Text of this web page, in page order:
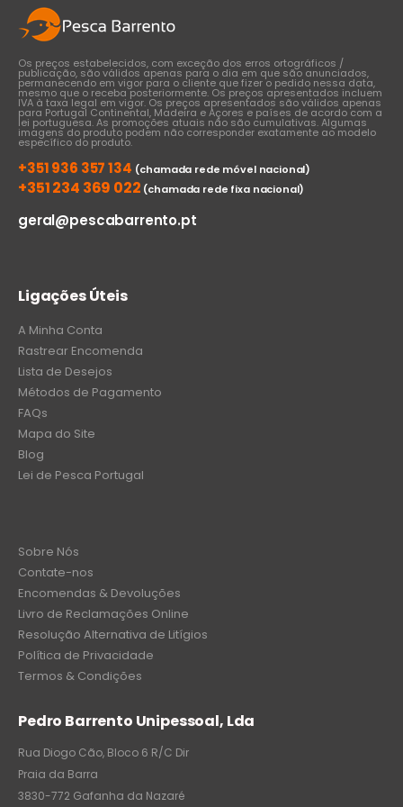
page
Os preços estabelecidos, com exceção dos erros ortográficos /
publicação, são válidos apenas para o dia em que são anunciados,
permanecendo em vigor para o cliente que fizer o pedido nessa data,
mesmo que o receba posteriormente. Os preços apresentados incluem
IVA à taxa legal em vigor. Os preços apresentados são válidos apenas
para Portugal Continental, Madeira e Açores e países de acordo com a
lei portuguesa. As promoções atuais não são cumulativas. Algumas
imagens do produto podem não corresponder exatamente ao modelo
específico do produto.
+351 936 357 134 (chamada rede móvel nacional)
+351 234 369 022 (chamada rede fixa nacional)
geral@pescabarrento.pt
Ligações Úteis
A Minha Conta
Rastrear Encomenda
Lista de Desejos
Métodos de Pagamento
FAQs
Mapa do Site
Blog
Lei de Pesca Portugal
Sobre Nós
Contate-nos
Encomendas & Devoluções
Livro de Reclamações Online
Resolução Alternativa de Litígios
Política de Privacidade
Termos & Condições
Pedro Barrento Unipessoal, Lda
Rua Diogo Cão, Bloco 6 R/C Dir
Praia da Barra
3830-772 Gafanha da Nazaré